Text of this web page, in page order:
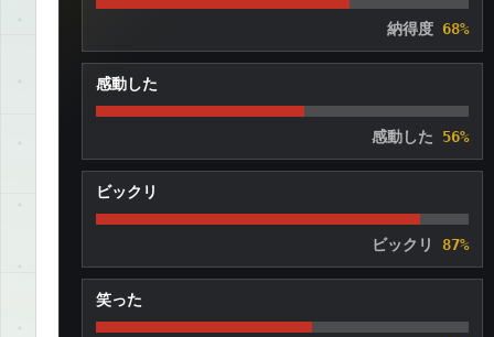
納得度 68%
感動した
感動した 56%
ビックリ
ビックリ 87%
笑った